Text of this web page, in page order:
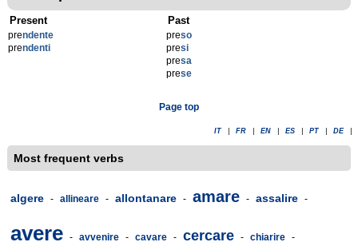
Present
prendente
prendenti
Past
preso
presi
presa
prese
Page top
IT FR EN ES PT DE
Most frequent verbs
algere - allineare - allontanare - amare - assalire -
avere - avvenire - cavare - cercare - chiarire -